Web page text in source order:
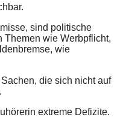
sind politische
Themen wie Werbpflicht,
wie
die sich nicht auf
extreme Defizite.